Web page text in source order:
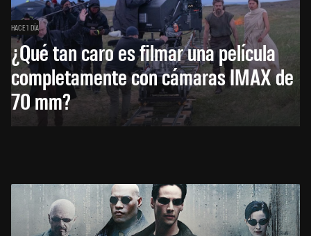
HACE 1 DÍA
¿Qué tan caro es filmar una película
completamente con cámaras IMAX de
70 mm?